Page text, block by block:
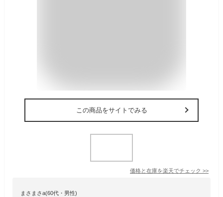
この商品をサイトでみる
価格と在庫を楽天でチェック >>
まさまさa(60代・男性)